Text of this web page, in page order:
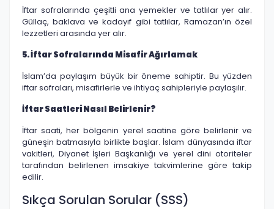
İftar sofralarında çeşitli ana yemekler ve tatlılar yer alır.
Güllaç, baklava ve kadayıf gibi tatlılar, Ramazan’ın özel
lezzetleri arasında yer alır.
5. İftar Sofralarında Misafir Ağırlamak
İslam’da paylaşım büyük bir öneme sahiptir. Bu yüzden
iftar sofraları, misafirlerle ve ihtiyaç sahipleriyle paylaşılır.
İftar Saatleri Nasıl Belirlenir?
İftar saati, her bölgenin yerel saatine göre belirlenir ve
güneşin batmasıyla birlikte başlar. İslam dünyasında iftar
vakitleri, Diyanet İşleri Başkanlığı ve yerel dini otoriteler
tarafından belirlenen imsakiye takvimlerine göre takip
edilir.
Sıkça Sorulan Sorular (SSS)